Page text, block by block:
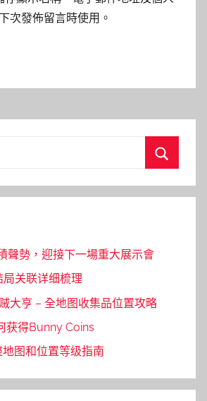
次發佈留言時使用。
聲勢，迎接下一場重大展示會
关联详细梳理
大亨 – 全地图收集品位置攻略
获得Bunny Coins
图和位置等级指南